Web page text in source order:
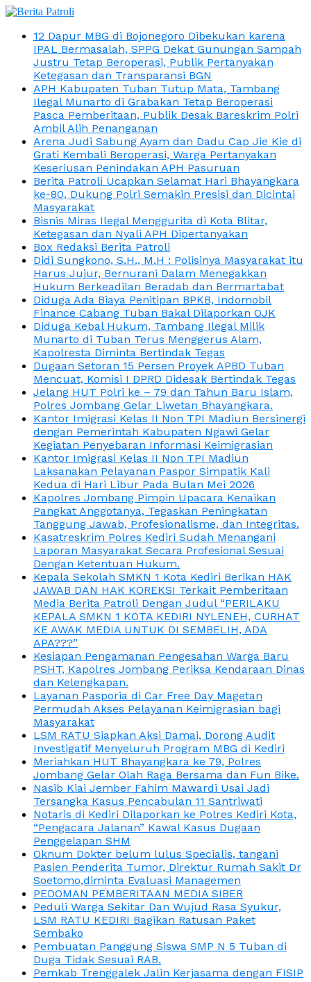
12 Dapur MBG di Bojonegoro Dibekukan karena
IPAL Bermasalah, SPPG Dekat Gunungan Sampah
Justru Tetap Beroperasi, Publik Pertanyakan
Ketegasan dan Transparansi BGN
APH Kabupaten Tuban Tutup Mata, Tambang
Ilegal Munarto di Grabakan Tetap Beroperasi
Pasca Pemberitaan, Publik Desak Bareskrim Polri
Ambil Alih Penanganan
Arena Judi Sabung Ayam dan Dadu Cap Jie Kie di
Grati Kembali Beroperasi, Warga Pertanyakan
Keseriusan Penindakan APH Pasuruan
Berita Patroli Ucapkan Selamat Hari Bhayangkara
ke-80, Dukung Polri Semakin Presisi dan Dicintai
Masyarakat
Bisnis Miras Ilegal Menggurita di Kota Blitar,
Ketegasan dan Nyali APH Dipertanyakan
Box Redaksi Berita Patroli
Didi Sungkono, S.H., M.H : Polisinya Masyarakat itu
Harus Jujur, Bernurani Dalam Menegakkan
Hukum Berkeadilan Beradab dan Bermartabat
Diduga Ada Biaya Penitipan BPKB, Indomobil
Finance Cabang Tuban Bakal Dilaporkan OJK
Diduga Kebal Hukum, Tambang Ilegal Milik
Munarto di Tuban Terus Menggerus Alam,
Kapolresta Diminta Bertindak Tegas
Dugaan Setoran 15 Persen Proyek APBD Tuban
Mencuat, Komisi I DPRD Didesak Bertindak Tegas
Jelang HUT Polri ke – 79 dan Tahun Baru Islam,
Polres Jombang Gelar Liwetan Bhayangkara.
Kantor Imigrasi Kelas II Non TPI Madiun Bersinergi
dengan Pemerintah Kabupaten Ngawi Gelar
Kegiatan Penyebaran Informasi Keimigrasian
Kantor Imigrasi Kelas II Non TPI Madiun
Laksanakan Pelayanan Paspor Simpatik Kali
Kedua di Hari Libur Pada Bulan Mei 2026
Kapolres Jombang Pimpin Upacara Kenaikan
Pangkat Anggotanya, Tegaskan Peningkatan
Tanggung Jawab, Profesionalisme, dan Integritas.
Kasatreskrim Polres Kediri Sudah Menangani
Laporan Masyarakat Secara Profesional Sesuai
Dengan Ketentuan Hukum.
Kepala Sekolah SMKN 1 Kota Kediri Berikan HAK
JAWAB DAN HAK KOREKSI Terkait Pemberitaan
Media Berita Patroli Dengan Judul “PERILAKU
KEPALA SMKN 1 KOTA KEDIRI NYLENEH, CURHAT
KE AWAK MEDIA UNTUK DI SEMBELIH, ADA
APA???”
Kesiapan Pengamanan Pengesahan Warga Baru
PSHT, Kapolres Jombang Periksa Kendaraan Dinas
dan Kelengkapan.
Layanan Pasporia di Car Free Day Magetan
Permudah Akses Pelayanan Keimigrasian bagi
Masyarakat
LSM RATU Siapkan Aksi Damai, Dorong Audit
Investigatif Menyeluruh Program MBG di Kediri
Meriahkan HUT Bhayangkara ke 79, Polres
Jombang Gelar Olah Raga Bersama dan Fun Bike.
Nasib Kiai Jember Fahim Mawardi Usai Jadi
Tersangka Kasus Pencabulan 11 Santriwati
Notaris di Kediri Dilaporkan ke Polres Kediri Kota,
“Pengacara Jalanan” Kawal Kasus Dugaan
Penggelapan SHM
Oknum Dokter belum lulus Specialis, tangani
Pasien Penderita Tumor, Direktur Rumah Sakit Dr
Soetomo,diminta Evaluasi Managemen
PEDOMAN PEMBERITAAN MEDIA SIBER
Peduli Warga Sekitar Dan Wujud Rasa Syukur,
LSM RATU KEDIRI Bagikan Ratusan Paket
Sembako
Pembuatan Panggung Siswa SMP N 5 Tuban di
Duga Tidak Sesuai RAB.
Pemkab Trenggalek Jalin Kerjasama dengan FISIP